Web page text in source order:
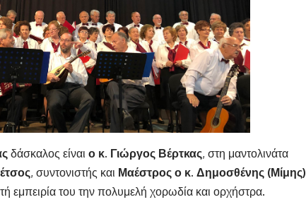
δάσκαλος είναι ο κ. Γιώργος Βέρτκας, στη μαντολινάτα
, συντονιστής και Μαέστρος ο κ. Δημοσθένης (Μίμης)
εμπειρία του την πολυμελή χορωδία και ορχήστρα.